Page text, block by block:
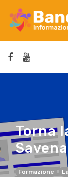
Torna
Formazione